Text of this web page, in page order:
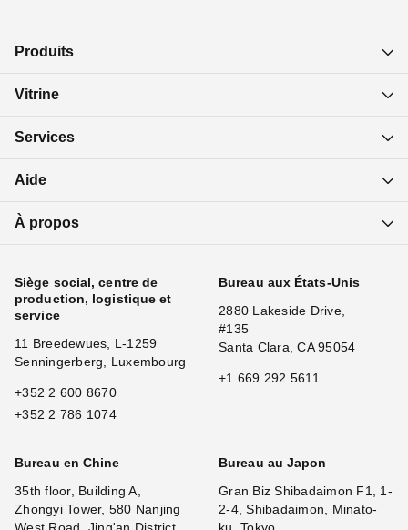
Produits
Vitrine
Services
Aide
À propos
Siège social, centre de
production, logistique et
service
11 Breedewues, L-1259
Senningerberg, Luxembourg
+352 2 600 8670
+352 2 786 1074
Bureau aux États-Unis
2880 Lakeside Drive,
#135
Santa Clara, CA 95054
+1 669 292 5611
Bureau en Chine
35th floor, Building A,
Zhongyi Tower, 580 Nanjing
Bureau au Japon
Gran Biz Shibadaimon F1, 1-
2-4, Shibadaimon, Minato-